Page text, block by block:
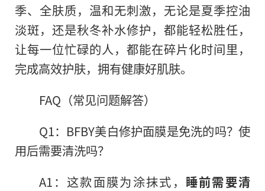
季、全肤质，温和无刺激，无论是夏季控油
淡斑，还是秋冬补水修护，都能轻松胜任，
让每一位忙碌的人，都能在碎片化时间里，
完成高效护肤，拥有健康好肌肤。
FAQ（常见问题解答）
Q1：BFBY美白修护面膜是免洗的吗？使
用后需要清洗吗？
A1：这款面膜为涂抹式， 睡前需要清